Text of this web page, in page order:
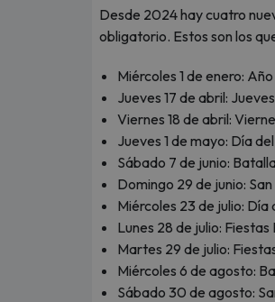
Desde 2024 hay cuatro
obligatorio. Estos son los
Miércoles 1 de enero:
Jueves 17 de abril:
Viernes 18 de abril:
Jueves 1 de mayo: Día
Sábado 7 de junio:
Domingo 29 de junio:
Miércoles 23 de julio:
Lunes 28 de julio: Fiestas
Martes 29 de julio:
Miércoles 6 de agosto:
Sábado 30 de agosto: